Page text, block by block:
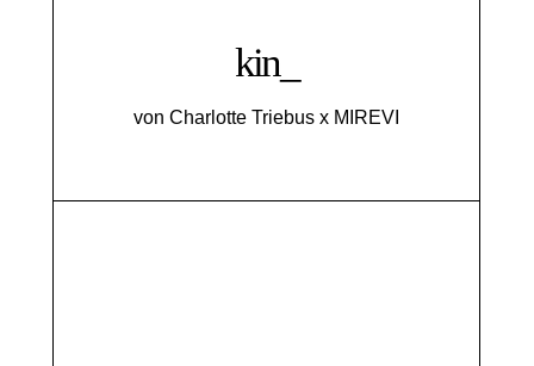
kin_
von Charlotte Triebus x MIREVI